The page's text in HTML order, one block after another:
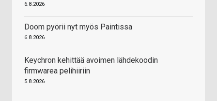
6.8.2026
Doom pyörii nyt myös Paintissa
6.8.2026
Keychron kehittää avoimen lähdekoodin
firmwarea pelihiiriin
5.8.2026